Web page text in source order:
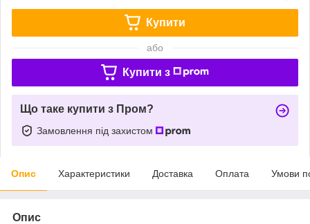
Купити
або
Купити з
Що таке купити з Пром?
Замовлення під захистом
Опис Характеристики Доставка Оплата Умови
Опис